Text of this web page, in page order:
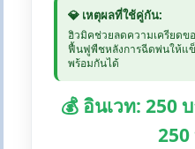
💎 เหตุผลที่ใช้คู่กัน:
ฮิวมิคช่วยลดความเครียดข
ฟื้นฟูพืชหลังการฉีดพ่นให้แ
พร้อมกันได้
💰 อินเวท: 250